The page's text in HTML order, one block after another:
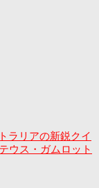
ラリアの新鋭クイ
ウス・ガムロット